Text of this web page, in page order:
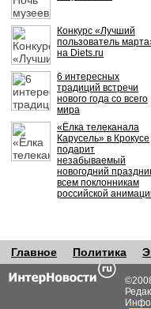
Конкурс «Лучший
пользователь
на Diets.ru
6 интересных
традиций встречи
нового года со всего
мира
«Ёлка телеканала
Карусель» в Крокусе
подарит
незабываемый
новогодний
всем поклонникам
российской
Главное Политика